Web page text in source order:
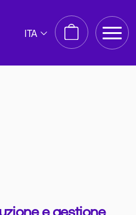
e gestione
ITA